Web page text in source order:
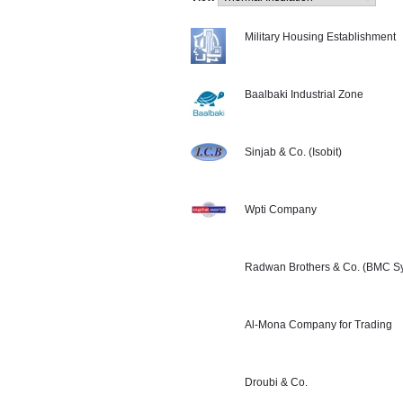
Military Housing Establishment
Baalbaki Industrial Zone
Sinjab & Co. (Isobit)
Wpti Company
Radwan Brothers & Co. (BMC
Al-Mona Company for Trading
Droubi & Co.